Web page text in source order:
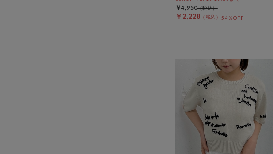
￥2,228 54％OFF
￥4,950